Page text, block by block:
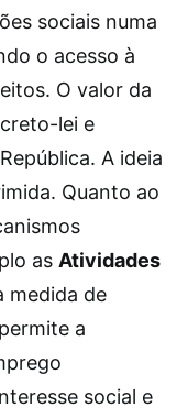
sociais numa
o acesso à
O valor da
lei e
A ideia
Quanto ao
as Atividades
medida de
a
social e